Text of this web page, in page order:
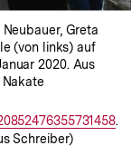
Greta
(von links) auf
2020. Aus
.
Schreiber)